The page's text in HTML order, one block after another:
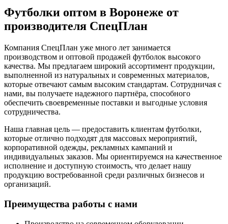
Футболки оптом в Воронеже от
производителя СпецПлан
Компания СпецПлан уже много лет занимается
производством и оптовой продажей футболок высокого
качества. Мы предлагаем широкий ассортимент продукции,
выполненной из натуральных и современных материалов,
которые отвечают самым высоким стандартам. Сотрудничая с
нами, вы получаете надежного партнёра, способного
обеспечить своевременные поставки и выгодные условия
сотрудничества.
Наша главная цель — предоставить клиентам футболки,
которые отлично подходят для массовых мероприятий,
корпоративной одежды, рекламных кампаний и
индивидуальных заказов. Мы ориентируемся на качественное
исполнение и доступную стоимость, что делает нашу
продукцию востребованной среди различных бизнесов и
организаций.
Преимущества работы с нами